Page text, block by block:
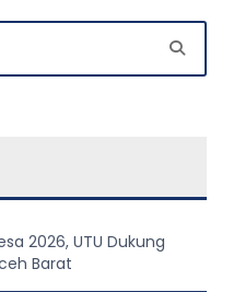
2026, UTU Dukung
Barat